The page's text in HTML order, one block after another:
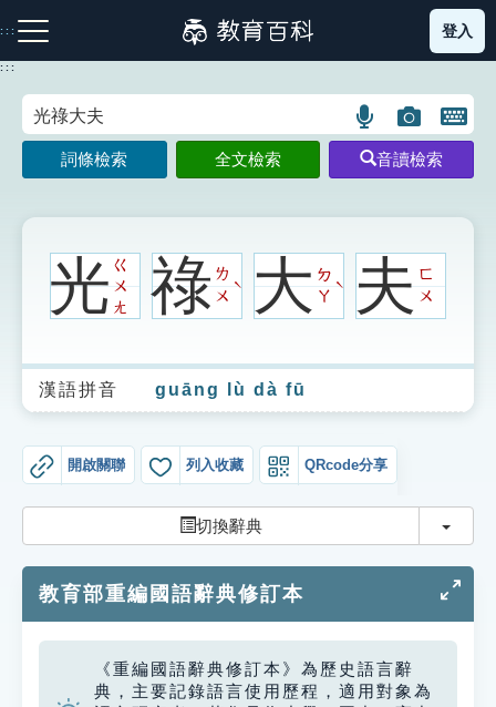
到
主
:::
注音索引圖示 筆畫索引圖示 部首索引表圖示
生字詞彙表
成語故事
索引選單
單字索引
生命大百科索引
登入
:::
語
言
搜
示
圖
片
搜
示
開
鍵
圖
詞條檢索 全文檢索 音讀檢索
光ㄍ
ㄨ
ㄤ
祿ㄌ
ㄨ
ˋ 大ㄉ
ㄚ
ˋ 夫ㄈ
ㄨ
漢語拼音 guāng lù dà fū
開啟關聯 列入收藏 QRcode分享
切換辭典 切換
教育部重編國語辭典修訂本
《重編國語辭典修訂本》為歷史語言辭
典，主要記錄語言使用歷程，適用對象為